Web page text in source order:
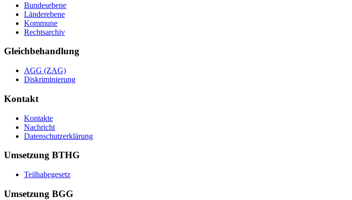
Bundesebene
Länderebene
Kommune
Rechtsarchiv
Gleichbehandlung
AGG (ZAG)
Diskriminierung
Kontakt
Kontakte
Nachricht
Datenschutzerklärung
Umsetzung BTHG
Teilhabegesetz
Umsetzung BGG